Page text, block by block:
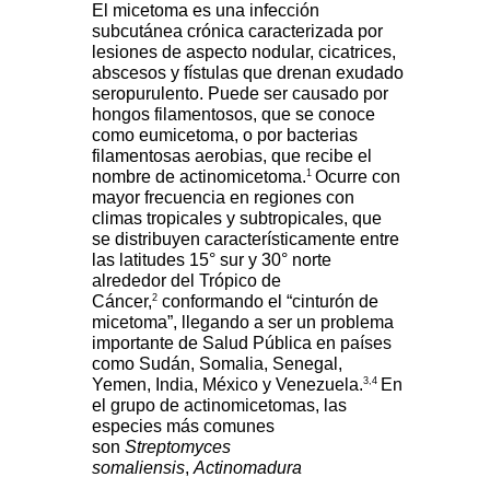
El micetoma es una infección
subcutánea crónica caracterizada por
lesiones de aspecto nodular, cicatrices,
abscesos y fístulas que drenan exudado
seropurulento. Puede ser causado por
hongos filamentosos, que se conoce
como eumicetoma, o por bacterias
filamentosas aerobias, que recibe el
nombre de actinomicetoma.1 Ocurre con
mayor frecuencia en regiones con
climas tropicales y subtropicales, que
se distribuyen característicamente entre
las latitudes 15° sur y 30° norte
alrededor del Trópico de
Cáncer,2 conformando el “cinturón de
micetoma”, llegando a ser un problema
importante de Salud Pública en países
como Sudán, Somalia, Senegal,
Yemen, India, México y Venezuela.3,4 En
el grupo de actinomicetomas, las
especies más comunes
son Streptomyces
somaliensis, Actinomadura